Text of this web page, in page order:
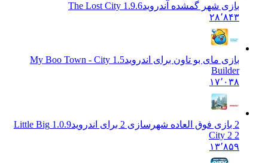
بازی شهر گمشده آندروید The Lost City 1.9.6
۲۸٬۸۴۳
بازی مای بو تاون برای اندروید
1.5 My Boo Town - City
Builder
۱۷٬۰۳۸
1.0.9 Little Big
City 2 2
۱۳٬۸۵۹